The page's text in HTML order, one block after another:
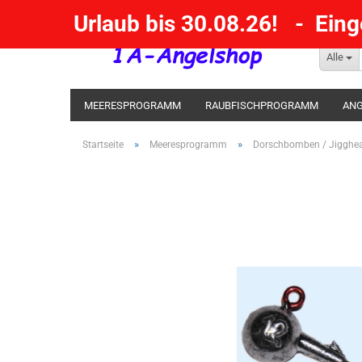
Alle
Urlaub bis 30.08.26! -
MEERESPROGRAMM RAUBFISCHPROGRAMM
KESCHER / SENKE / GAFF POSEN SBIRULINOS
Startseite » Meeresprogramm » Dorschbomben /